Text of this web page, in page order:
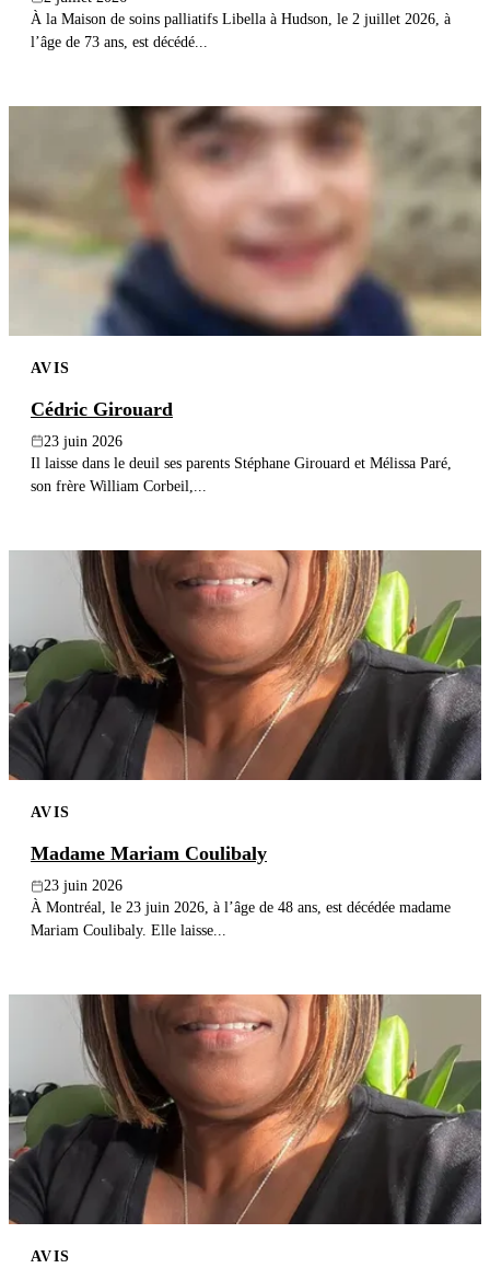
À la Maison de soins palliatifs Libella à Hudson, le 2 juillet 2026, à
l’âge de 73 ans, est décédé...
AVIS
Cédric Girouard
23 juin 2026
Il laisse dans le deuil ses parents Stéphane Girouard et Mélissa Paré,
son frère William Corbeil,...
AVIS
Madame Mariam Coulibaly
23 juin 2026
À Montréal, le 23 juin 2026, à l’âge de 48 ans, est décédée madame
Mariam Coulibaly. Elle laisse...
AVIS